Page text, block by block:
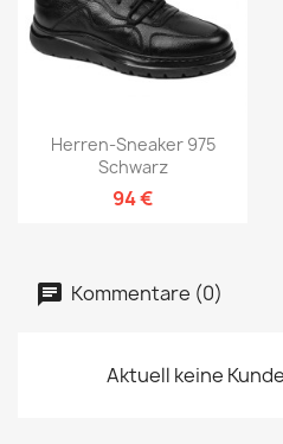
Herren-Sneaker 975
Schwarz
94 €
Kommentare (0)
Aktuell keine